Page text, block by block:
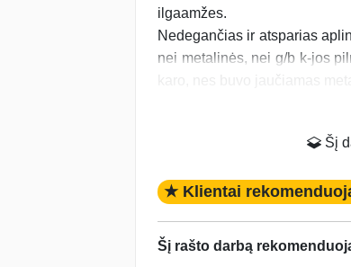
ilgaamžes.
Ne­degančias ir atsparias
nei me­talinės, nei g/b k-jos
karo, nes buvo jaučiamas
Šį
★ Klientai
Šį rašto darbą